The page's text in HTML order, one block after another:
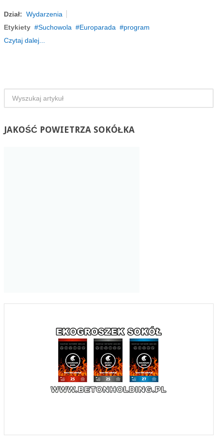
Dział: Wydarzenia
Etykiety
Suchowola Europarada
program
Czytaj dalej...
JAKOŚĆPOWIETRZA SOKÓŁKA